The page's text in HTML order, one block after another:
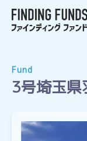
Fund
3号埼玉